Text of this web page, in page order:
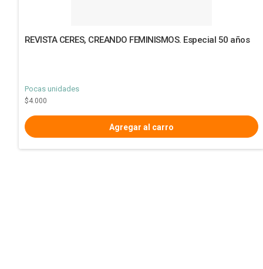
REVISTA CERES, CREANDO FEMINISMOS. Especial 50 años
Pocas unidades
$4.000